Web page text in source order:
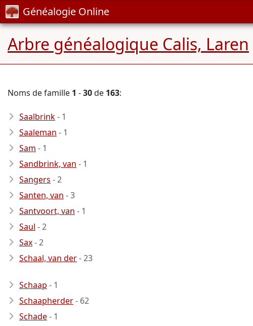
Généalogie Online
Arbre généalogique Calis, Laren
Noms de famille 1 -30de 163:
Saalbrink- 1
Saaleman - 1
Sam - 1
Sandbrink, van - 1
Sangers - 2
Santen, van - 3
Santvoort, van - 1
Saul - 2
Sax- 2
Schaal, van der- 23
Schaap - 1
Schaapherder- 62
Schade- 1